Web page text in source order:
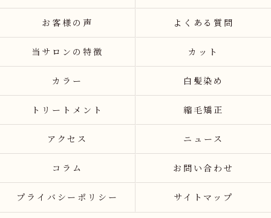
お客様の声 よくある質問
当サロンの特徴 カット
カラー 白髪染め
トリートメント 縮毛矯正
アクセス ニュース
コラム お問い合わせ
プライバシーポリシー サイトマップ